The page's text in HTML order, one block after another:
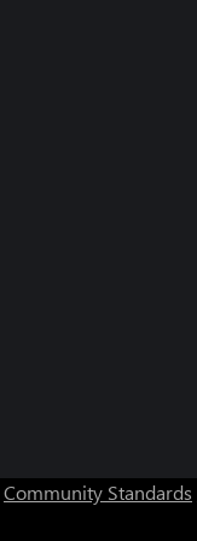
Community Standards